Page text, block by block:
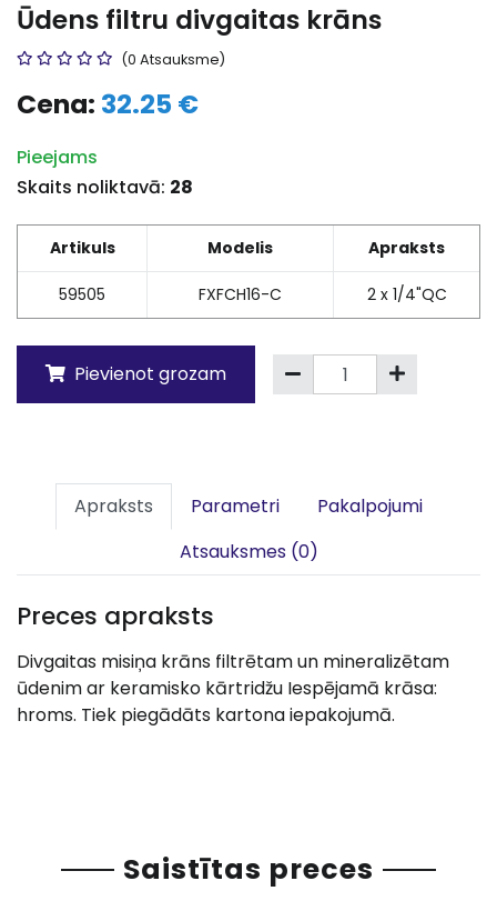
Ūdens filtru divgaitas krāns
(0 Atsauksme)
Cena: 32.25 €
Pieejams
Skaits noliktavā: 28
Artikuls Modelis Apraksts
59505 FXFCH16-C 2 x 1/4"QC
Pievienot grozam
Apraksts Parametri
Pakalpojumi
Atsauksmes (0)
Preces apraksts
Divgaitas misiņa krāns filtrētam un mineralizētam
ūdenim ar keramisko kārtridžu Iespējamā krāsa:
hroms. Tiek piegādāts kartona iepakojumā.
Saistītas preces